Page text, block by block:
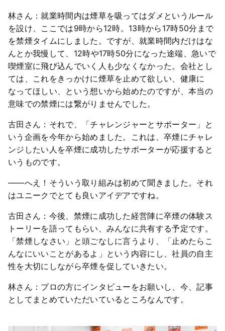
林さん：就業時間内は煙草を吸ってはダメというルール
を設け、ここでは9時から12時。13時から17時50分まで
を禁煙タイムにしました。ですが、就業時間内だけはな
んとか我慢して、12時や17時50分になった途端、急いで
喫煙室に飛び込んでいく人も少なくなかった。会社とし
ては、これをきっかけに煙草を止めて欲しい、健康に
なってほしい、という想いから始めたのですが、本当の
意味での禁煙には繋がりませんでした。
古田さん：それで、「チャレンジャーとサポーター」と
いう企画を今年から始めました。これは、卒煙にチャレ
ンジしたい人を卒煙に成功したサポーターが応援すると
いうものです。
――へえ！そういう取り組みは初めて聞きました。それ
はユニークでとても良いアイデアですね。
古田さん：今後、禁煙に成功した経営陣に卒煙の体験ス
トーリーを語ってもらい、みんなに共有する予定です。
「禁煙しなさい」と頭ごなしに言うより、「止めたらこ
んなにいいことがあるよ」という内容にし、社員の自主
性を大切にしながら卒煙を促していきたい。
林さん：プロの方にインタビューをお願いし、今、記事
としてまとめていただいているところなんです。